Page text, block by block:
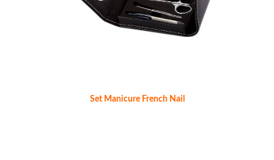
Set Manicure French Nail